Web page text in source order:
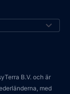
B.V. och är
med